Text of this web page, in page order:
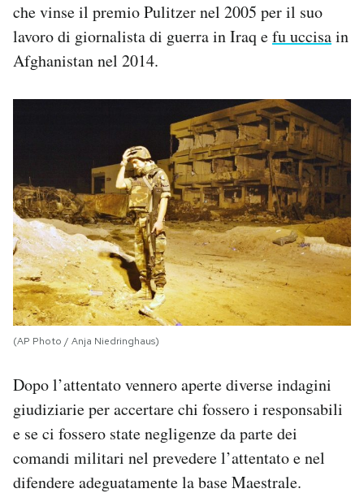
che vinse il premio Pulitzer nel 2005 per il suo
lavoro di giornalista di guerra in Iraq efu uccisain
Afghanistan nel 2014.
(AP Photo / Anja Niedringhaus)
Dopo l’attentato vennero aperte diverse indagini
giudiziarie per accertare chi fossero i responsabili
e se ci fossero state negligenze da parte dei
comandi militari nel prevedere l’attentato e nel
difendere adeguatamente la base Maestrale.